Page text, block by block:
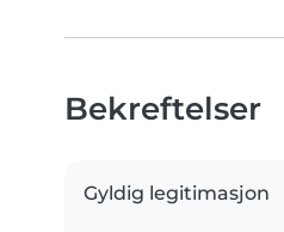
Bekreftelser
Gyldig legitimasjon